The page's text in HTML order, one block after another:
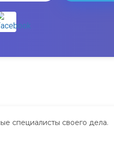
специалисты своего дела.